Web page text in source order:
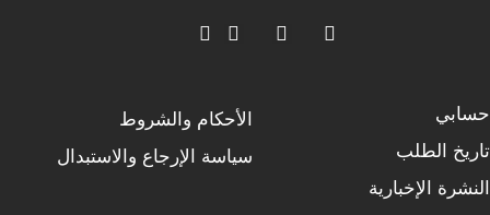
حسابي
تاريخ الطلب
النشرة الإخبارية
الأحكام والشروط
سياسة الإرجاع والاستبدال